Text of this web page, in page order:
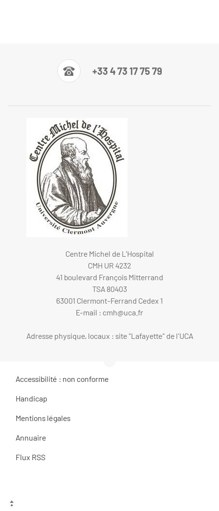
+33 4 73 17 75 79
Centre Michel de L'Hospital
CMH UR 4232
41 boulevard François Mitterrand
TSA 80403
63001 Clermont-Ferrand Cedex 1
E-mail : cmh@uca.fr
Adresse physique, locaux : site "Lafayette" de l'UCA
Accessibilité : non conforme
Handicap
Mentions légales
Annuaire
Flux RSS